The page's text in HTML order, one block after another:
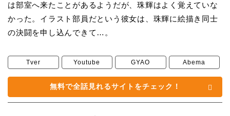
は部室へ来たことがあるようだが、珠輝はよく覚えていな
かった。イラスト部員だという彼女は、珠輝に絵描き同士
の決闘を申し込んできて…。
Tver Youtube GYAO Abema
無料で全話見れるサイトをチェック！